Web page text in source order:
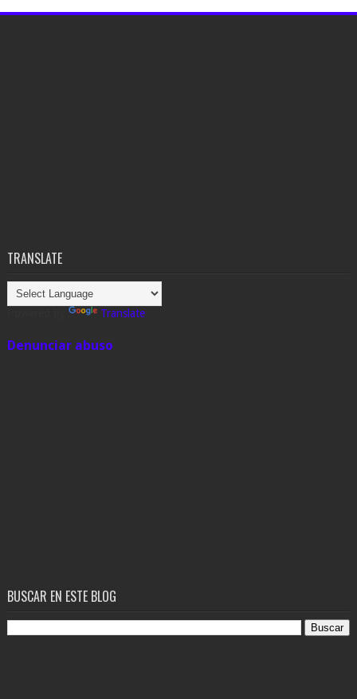
TRANSLATE
Translate
Denunciar abuso
BUSCAR EN ESTE BLOG